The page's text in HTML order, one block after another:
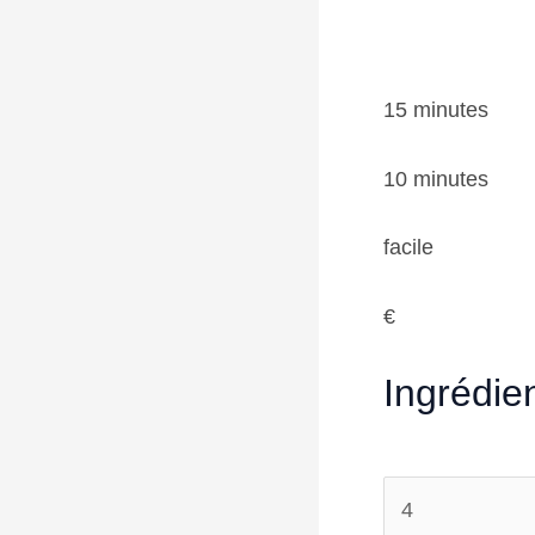
15 minutes
10 minutes
facile
€